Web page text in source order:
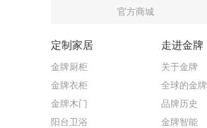
官方商城
定制家居
金牌厨柜
金牌衣柜
金牌木门
阳台卫浴
走进金牌
关于金牌
全球的金牌
品牌历史
金牌智能